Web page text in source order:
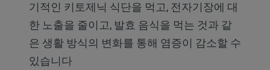
기적인 키토제닉 식단을 먹고, 전자기장에 대
한 노출을 줄이고, 발효 음식을 먹는 것과 같
은 생활 방식의 변화를 통해 염증이 감소할 수
있습니다